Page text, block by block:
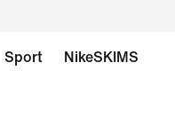
Sport NikeSKIMS